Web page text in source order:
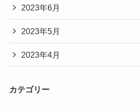
2023年6月
2023年5月
2023年4月
カテゴリー